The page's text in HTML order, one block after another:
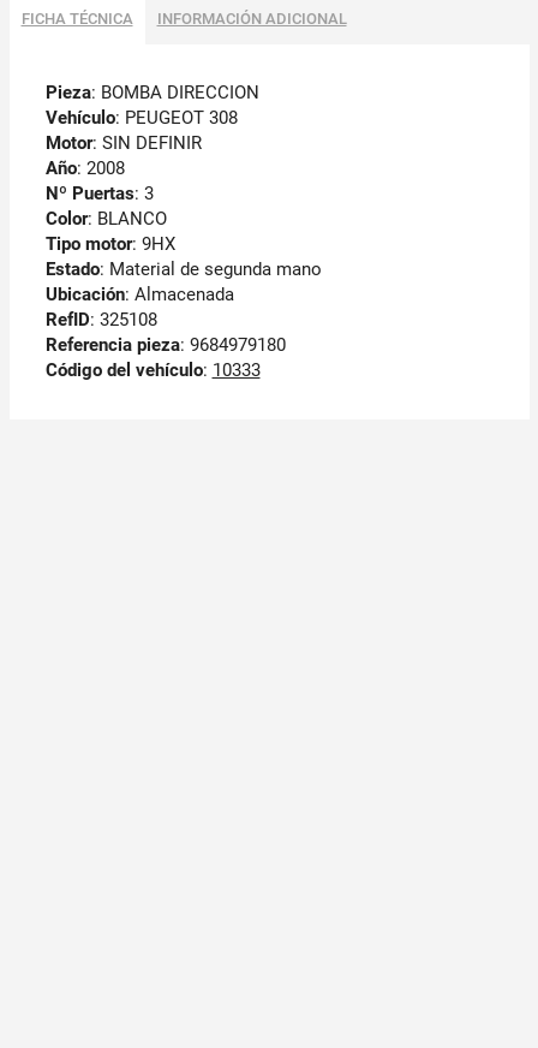
FICHA TÉCNICA INFORMACIÓN ADICIONAL
Pieza: BOMBA DIRECCION
Vehículo: PEUGEOT 308
Motor: SIN DEFINIR
Año: 2008
Nº Puertas: 3
Color: BLANCO
Tipo motor: 9HX
Estado: Material de segunda mano
Ubicación: Almacenada
RefID: 325108
Referencia pieza: 9684979180
Código del vehículo: 10333